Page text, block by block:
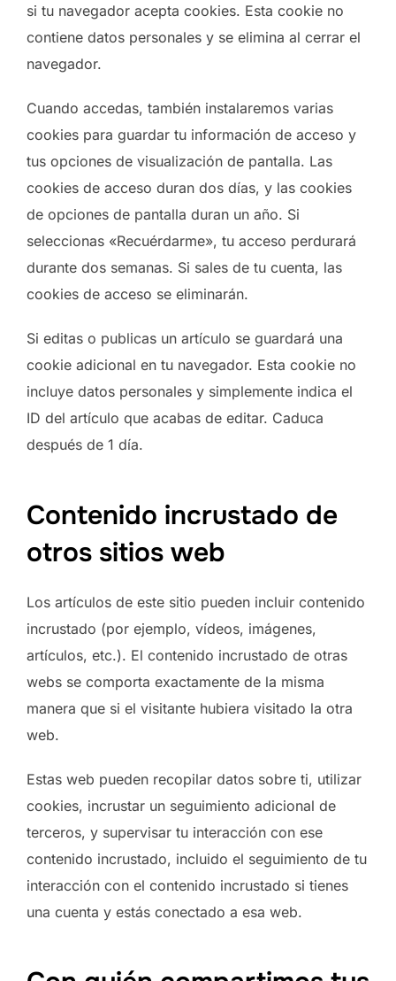
si tu navegador acepta cookies. Esta cookie no
contiene datos personales y se elimina al cerrar el
navegador.
Cuando accedas, también instalaremos varias
cookies para guardar tu información de acceso y
tus opciones de visualización de pantalla. Las
cookies de acceso duran dos días, y las cookies
de opciones de pantalla duran un año. Si
seleccionas «Recuérdarme», tu acceso perdurará
durante dos semanas. Si sales de tu cuenta, las
cookies de acceso se eliminarán.
Si editas o publicas un artículo se guardará una
cookie adicional en tu navegador. Esta cookie no
incluye datos personales y simplemente indica el
ID del artículo que acabas de editar. Caduca
después de 1 día.
Contenido incrustado de
otros sitios web
Los artículos de este sitio pueden incluir contenido
incrustado (por ejemplo, vídeos, imágenes,
artículos, etc.). El contenido incrustado de otras
webs se comporta exactamente de la misma
manera que si el visitante hubiera visitado la otra
web.
Estas web pueden recopilar datos sobre ti, utilizar
cookies, incrustar un seguimiento adicional de
terceros, y supervisar tu interacción con ese
contenido incrustado, incluido el seguimiento de tu
interacción con el contenido incrustado si tienes
una cuenta y estás conectado a esa web.